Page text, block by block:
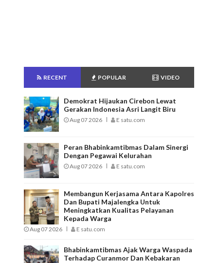
RECENT POPULAR VIDEO
Demokrat Hijaukan Cirebon Lewat
Gerakan Indonesia Asri Langit Biru
Aug 07 2026 E satu.com
Peran Bhabinkamtibmas Dalam Sinergi
Dengan Pegawai Kelurahan
Aug 07 2026 E satu.com
Membangun Kerjasama Antara Kapolres
Dan Bupati Majalengka Untuk
Meningkatkan Kualitas Pelayanan
Kepada Warga
Aug 07 2026 E satu.com
Bhabinkamtibmas Ajak Warga Waspada
Terhadap Curanmor Dan Kebakaran